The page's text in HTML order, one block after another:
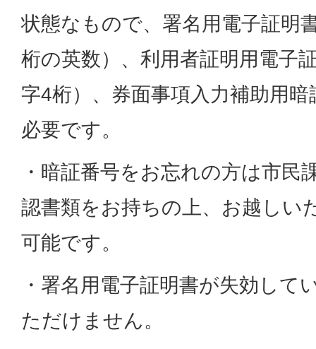
状態なもので、署名用電子証明
桁の英数）、利用者証明用電子
字4桁）、券面事項入力補助用
必要です。
・暗証番号をお忘れの方は市民
認書類をお持ちの上、お越しい
可能です。
・署名用電子証明書が失効して
ただけません。